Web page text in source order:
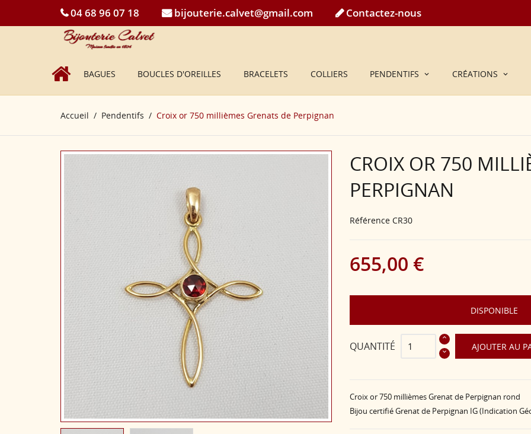
04 68 96 07 18 bijouterie.calvet@gmail.com Contactez-nous
BAGUES BOUCLES D'OREILLES BRACELETS COLLIERS PENDENTIFS CRÉATIONS
Accueil Pendentifs Croix or 750 millièmes Grenats de Perpignan
CROIX OR 750
PERPIGNAN
Référence CR30
655,00 €
DISPONIBLE
QUANTITÉ AJOUTER AU
Croix or 750 millièmes Grenat de Perpignan rond
Bijou certifié Grenat de Perpignan IG (Indication